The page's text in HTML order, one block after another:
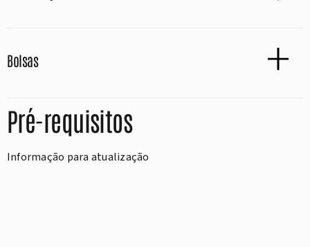
Bolsas
Pré-requisitos
Informação para atualização